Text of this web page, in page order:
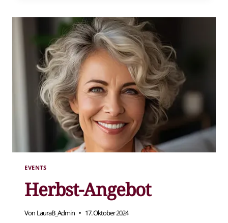
EVENTS
Herbst-Angebot
Von LauraB_Admin 17. Oktober 2024